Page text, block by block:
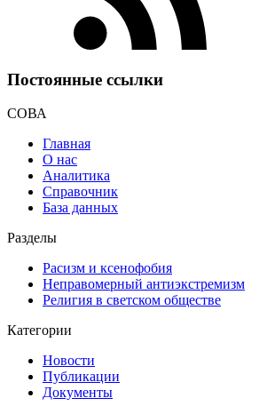
Постоянные ссылки
СОВА
Главная
О нас
Аналитика
Справочник
База данных
Разделы
Расизм и ксенофобия
Неправомерный антиэкстремизм
Религия в светском обществе
Категории
Новости
Публикации
Документы